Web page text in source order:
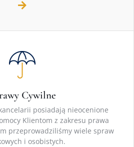
Cywilne
posiadają nieocenione
Klientom z zakresu prawa
przeprowadziliśmy wiele spraw
i osobistych.